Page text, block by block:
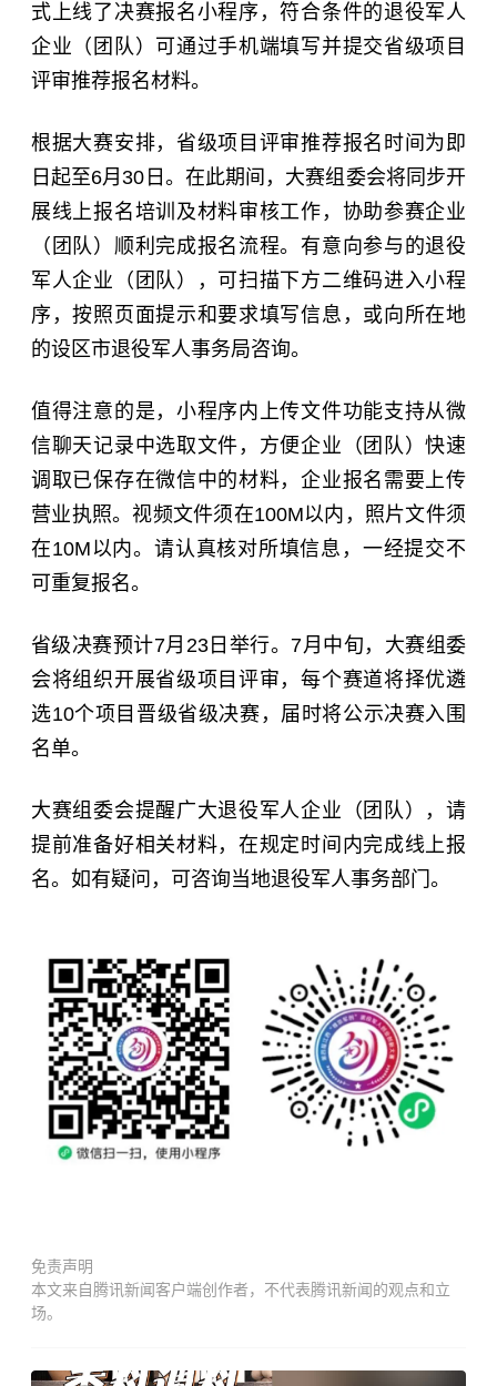
式上线了决赛报名小程序，符合条件的退役军人
企业（团队）可通过手机端填写并提交省级项目
评审推荐报名材料。
根据大赛安排，省级项目评审推荐报名时间为即
日起至6月30日。在此期间，大赛组委会将同步开
展线上报名培训及材料审核工作，协助参赛企业
（团队）顺利完成报名流程。有意向参与的退役
军人企业（团队），可扫描下方二维码进入小程
序，按照页面提示和要求填写信息，或向所在地
的设区市退役军人事务局咨询。
值得注意的是，小程序内上传文件功能支持从微
信聊天记录中选取文件，方便企业（团队）快速
调取已保存在微信中的材料，企业报名需要上传
营业执照。视频文件须在100M以内，照片文件须
在10M以内。请认真核对所填信息，一经提交不
可重复报名。
省级决赛预计7月23日举行。7月中旬，大赛组委
会将组织开展省级项目评审，每个赛道将择优遴
选10个项目晋级省级决赛，届时将公示决赛入围
名单。
大赛组委会提醒广大退役军人企业（团队），请
提前准备好相关材料，在规定时间内完成线上报
名。如有疑问，可咨询当地退役军人事务部门。
免责声明
本文来自腾讯新闻客户端创作者，不代表腾讯新闻的观点和立
场。